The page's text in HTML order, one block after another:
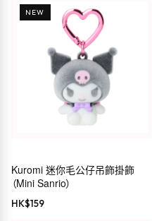
NEW
Kuromi 迷你毛公仔吊飾掛飾
（Mini Sanrio）
HK$159